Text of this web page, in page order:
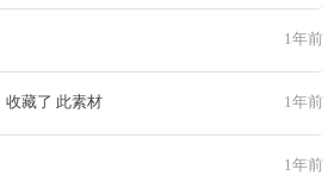
1年前
收藏了 此素材 1年前
1年前